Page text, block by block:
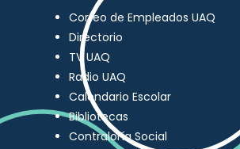
Correo de Empleados UAQ
Directorio
TV UAQ
Radio UAQ
Calendario Escolar
Bibliotecas
Contraloría Social